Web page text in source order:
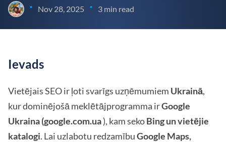
• Nov 28, 2025 • 3 min read
Ievads
Vietējais SEO ir ļoti svarīgs uzņēmumiem Ukrainā,
kur dominējošā meklētājprogramma irGoogle
Ukraina (google.com.ua), kam sekoBing un vietējie
katalogi. Lai uzlabotu redzamībuGoogle Maps,